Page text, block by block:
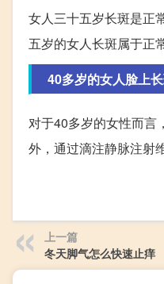
女人三十五岁长斑是正
五岁的女人长斑属于正
40多岁的女人脸上
对于40多岁的女性而言
外，通过滴注静脉注射
上一篇
冬天脚气怎么快速止痒